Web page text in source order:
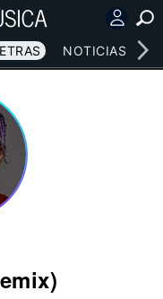
NOTICIAS